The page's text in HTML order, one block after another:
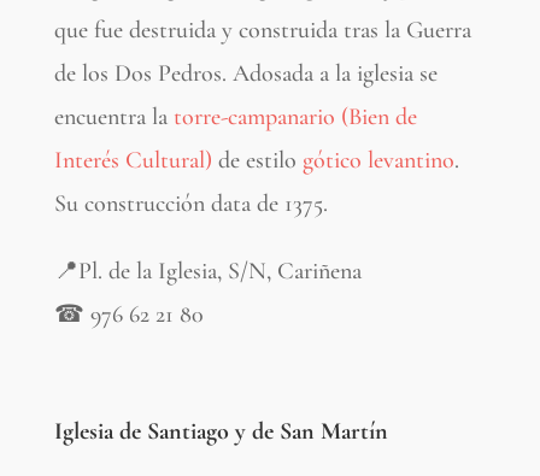
que fue destruida y construida tras la Guerra
de los Dos Pedros. Adosada a la iglesia se
encuentra la torre-campanario (Bien de
Interés Cultural) de estilo gótico levantino.
Su construcción data de 1375.
📍Pl. de la Iglesia, S/N, Cariñena
☎ 976 62 21 80
Iglesia de Santiago y de San Martín